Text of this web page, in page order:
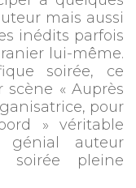
mais aussi
inédits parfois
lui-même.
soirée, ce
« Auprès
pour
» véritable
auteur
soirée pleine